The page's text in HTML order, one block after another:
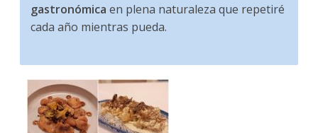
gastronómica en plena naturaleza que repetiré
cada año mientras pueda.